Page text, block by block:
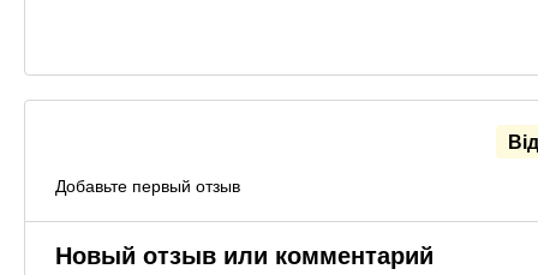
Добавьте первый отзыв
Новый отзыв или комментарий